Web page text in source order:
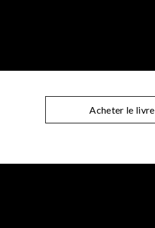
Acheter le livre